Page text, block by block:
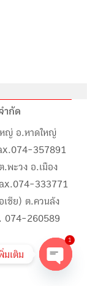
ำกัด
ญ่ อ.หาดใหญ่
357891
พะวง อ.เมือง
333771
เชีย) ต.ควนลัง
074-260589
มเติม
1